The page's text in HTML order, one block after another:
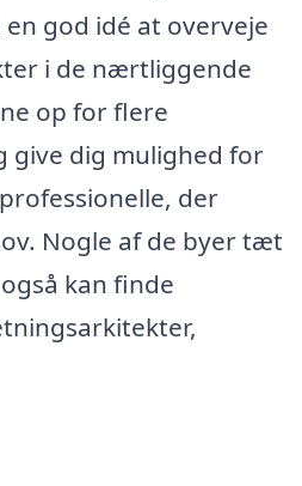
god idé at overveje
i de nærtliggende
op for flere
give dig mulighed for
der
Nogle af de byer tæt
kan finde